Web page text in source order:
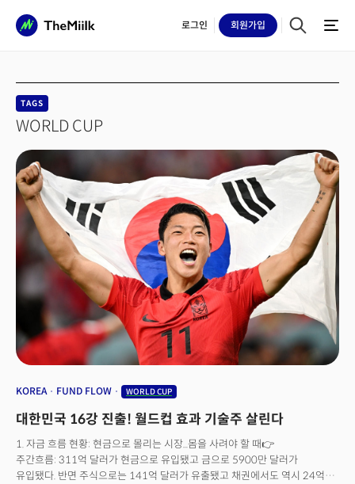
로그인 회원가입
TAGS
WORLD CUP
KOREA FUND FLOW WORLD CUP
대한민국 16강 진출! 월드컵 효과 기술주 살린다
1. 자금 흐름 현황: 현금으로 몰리는 시장...몸을 사려야 할 때👉
주간흐름: 311억 달러가 현금으로 유입됐고 금으로 5900만 달러가
유입됐다. 반면 주식으로는 141억 달러가 유출됐고 채권에서도 역시 24억